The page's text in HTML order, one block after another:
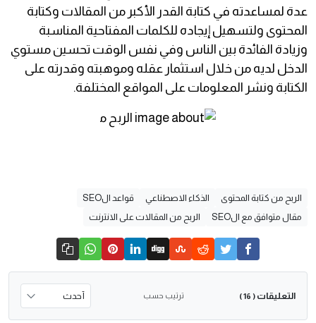
عدة لمساعدته في كتابة القدر الأكبر من المقالات وكتابة
المحتوى ولتسهيل إيجاده للكلمات المفتاحية المناسبة
وزيادة الفائدة بين الناس وفي نفس الوقت تحسين مستوي
الدخل لديه من خلال استثمار عقله وموهبته وقدرته على
الكتابة ونشر المعلومات على المواقع المختلفة.
الربح من كتابة المحتوى الذكاء الاصطناعي
قواعد الSEO
مقال متوافق مع الSEO
الربح من المقالات على الانترنت
التعليقات ( 16 ) ترتيب حسب